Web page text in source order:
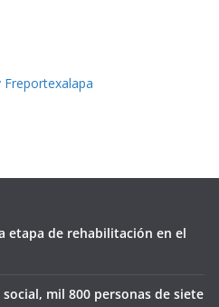
Freportexalapa
etapa de rehabilitación en el
mil 800 personas de siete